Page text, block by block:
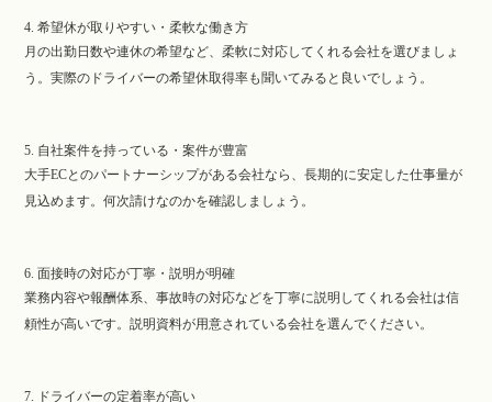
4. 希望休が取りやすい・柔軟な働き方
月の出勤日数や連休の希望など、柔軟に対応してくれる会社を選びましょ
う。実際のドライバーの希望休取得率も聞いてみると良いでしょう。
5. 自社案件を持っている・案件が豊富
大手ECとのパートナーシップがある会社なら、長期的に安定した仕事量が
見込めます。何次請けなのかを確認しましょう。
6. 面接時の対応が丁寧・説明が明確
業務内容や報酬体系、事故時の対応などを丁寧に説明してくれる会社は信
頼性が高いです。説明資料が用意されている会社を選んでください。
7. ドライバーの定着率が高い